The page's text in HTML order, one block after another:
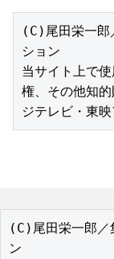
(C)尾田栄一郎
ション
当サイト上で
権、その他知
ジテレビ・東
(C)尾田栄一郎／
ン